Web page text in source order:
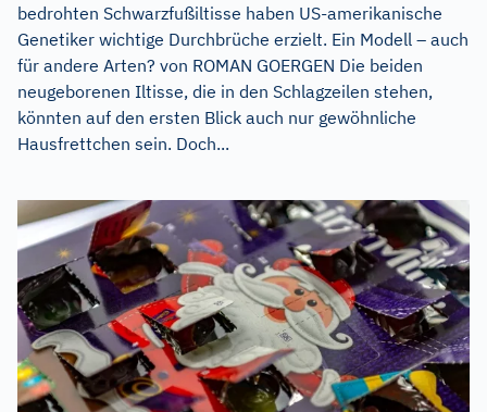
bedrohten Schwarzfußiltisse haben US-amerikanische
Genetiker wichtige Durchbrüche erzielt. Ein Modell – auch
für andere Arten? von ROMAN GOERGEN Die beiden
neugeborenen Iltisse, die in den Schlagzeilen stehen,
könnten auf den ersten Blick auch nur gewöhnliche
Hausfrettchen sein. Doch...